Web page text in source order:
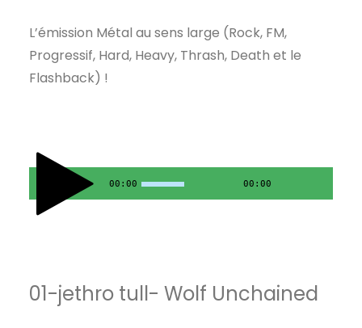
L’émission Métal au sens large (Rock, FM,
Progressif, Hard, Heavy, Thrash, Death et le
Flashback) !
00:00 00:00
01-jethro tull- Wolf Unchained